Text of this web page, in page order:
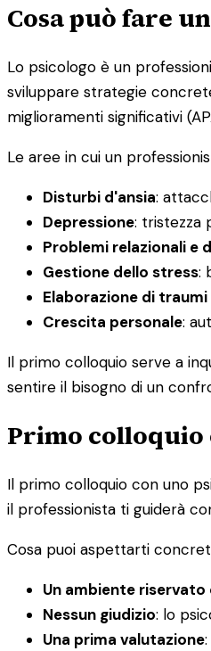
Cosa può fare
Lo psicologo è un
sviluppare strategie
miglioramenti significativi
Le aree in cui un
Disturbi d'ansia:
Depressione: tristezza
Problemi relazionali e
Gestione dello stress:
Elaborazione di
Crescita personale:
Il primo colloquio serve a
sentire il bisogno di un
Primo colloquio
Il primo colloquio con uno
il professionista ti guiderà
Cosa puoi aspettarti
Un ambiente
Nessun giudizio: lo
Una prima valutazione